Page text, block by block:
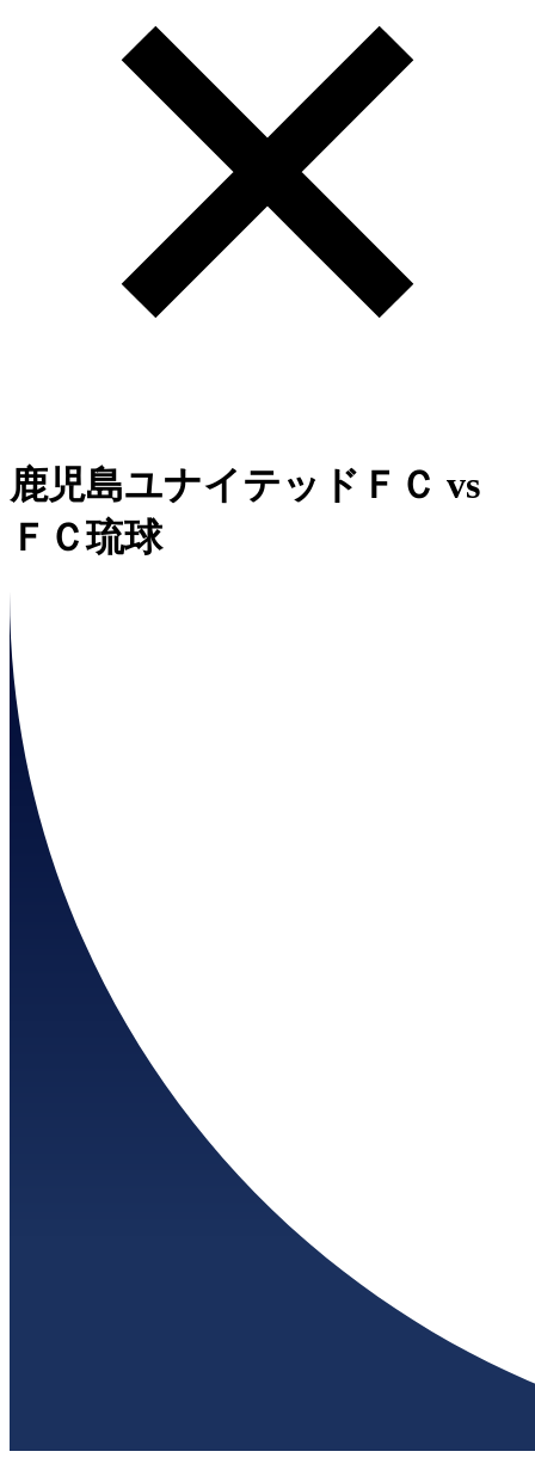
鹿児島ユナイテッドＦＣ vs
ＦＣ琉球